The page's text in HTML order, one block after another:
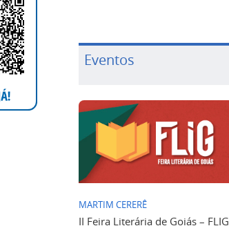
Eventos
MARTIM CERERÊ
II Feira Literária de Goiás – FLIG